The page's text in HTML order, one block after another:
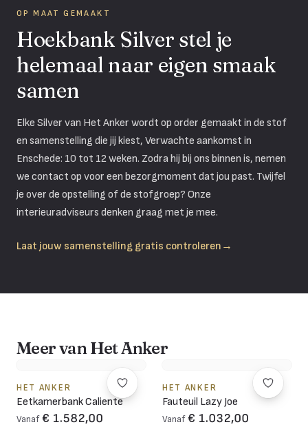
OP MAAT GEMAAKT
Hoekbank Silver stel je
helemaal naar eigen smaak
samen
Elke Silver van Het Anker wordt op order gemaakt in de stof
en samenstelling die jij kiest, Verwachte aankomst in
Enschede: 10 tot 12 weken. Zodra hij bij ons binnen is, nemen
we contact op voor een bezorgmoment dat jou past. Twijfel
je over de opstelling of de stofgroep? Onze
interieuradviseurs denken graag met je mee.
Laat jouw samenstelling gratis controleren →
Meer van Het Anker
HET ANKER
Eetkamerbank Caliente
Vanaf € 1.582,00
HET ANKER
Fauteuil Lazy Joe
Vanaf € 1.032,00